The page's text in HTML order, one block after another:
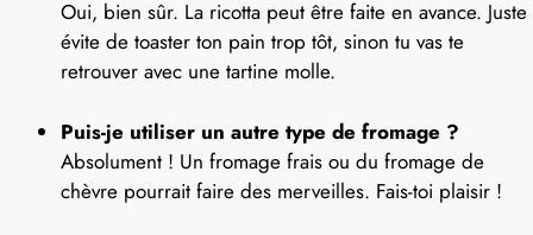
Oui, bien sûr. La ricotta peut être faite en avance. Juste
évite de toaster ton pain trop tôt, sinon tu vas te
retrouver avec une tartine molle.
Puis-je utiliser un autre type de fromage ?
Absolument ! Un fromage frais ou du fromage de
chèvre pourrait faire des merveilles. Fais-toi plaisir !